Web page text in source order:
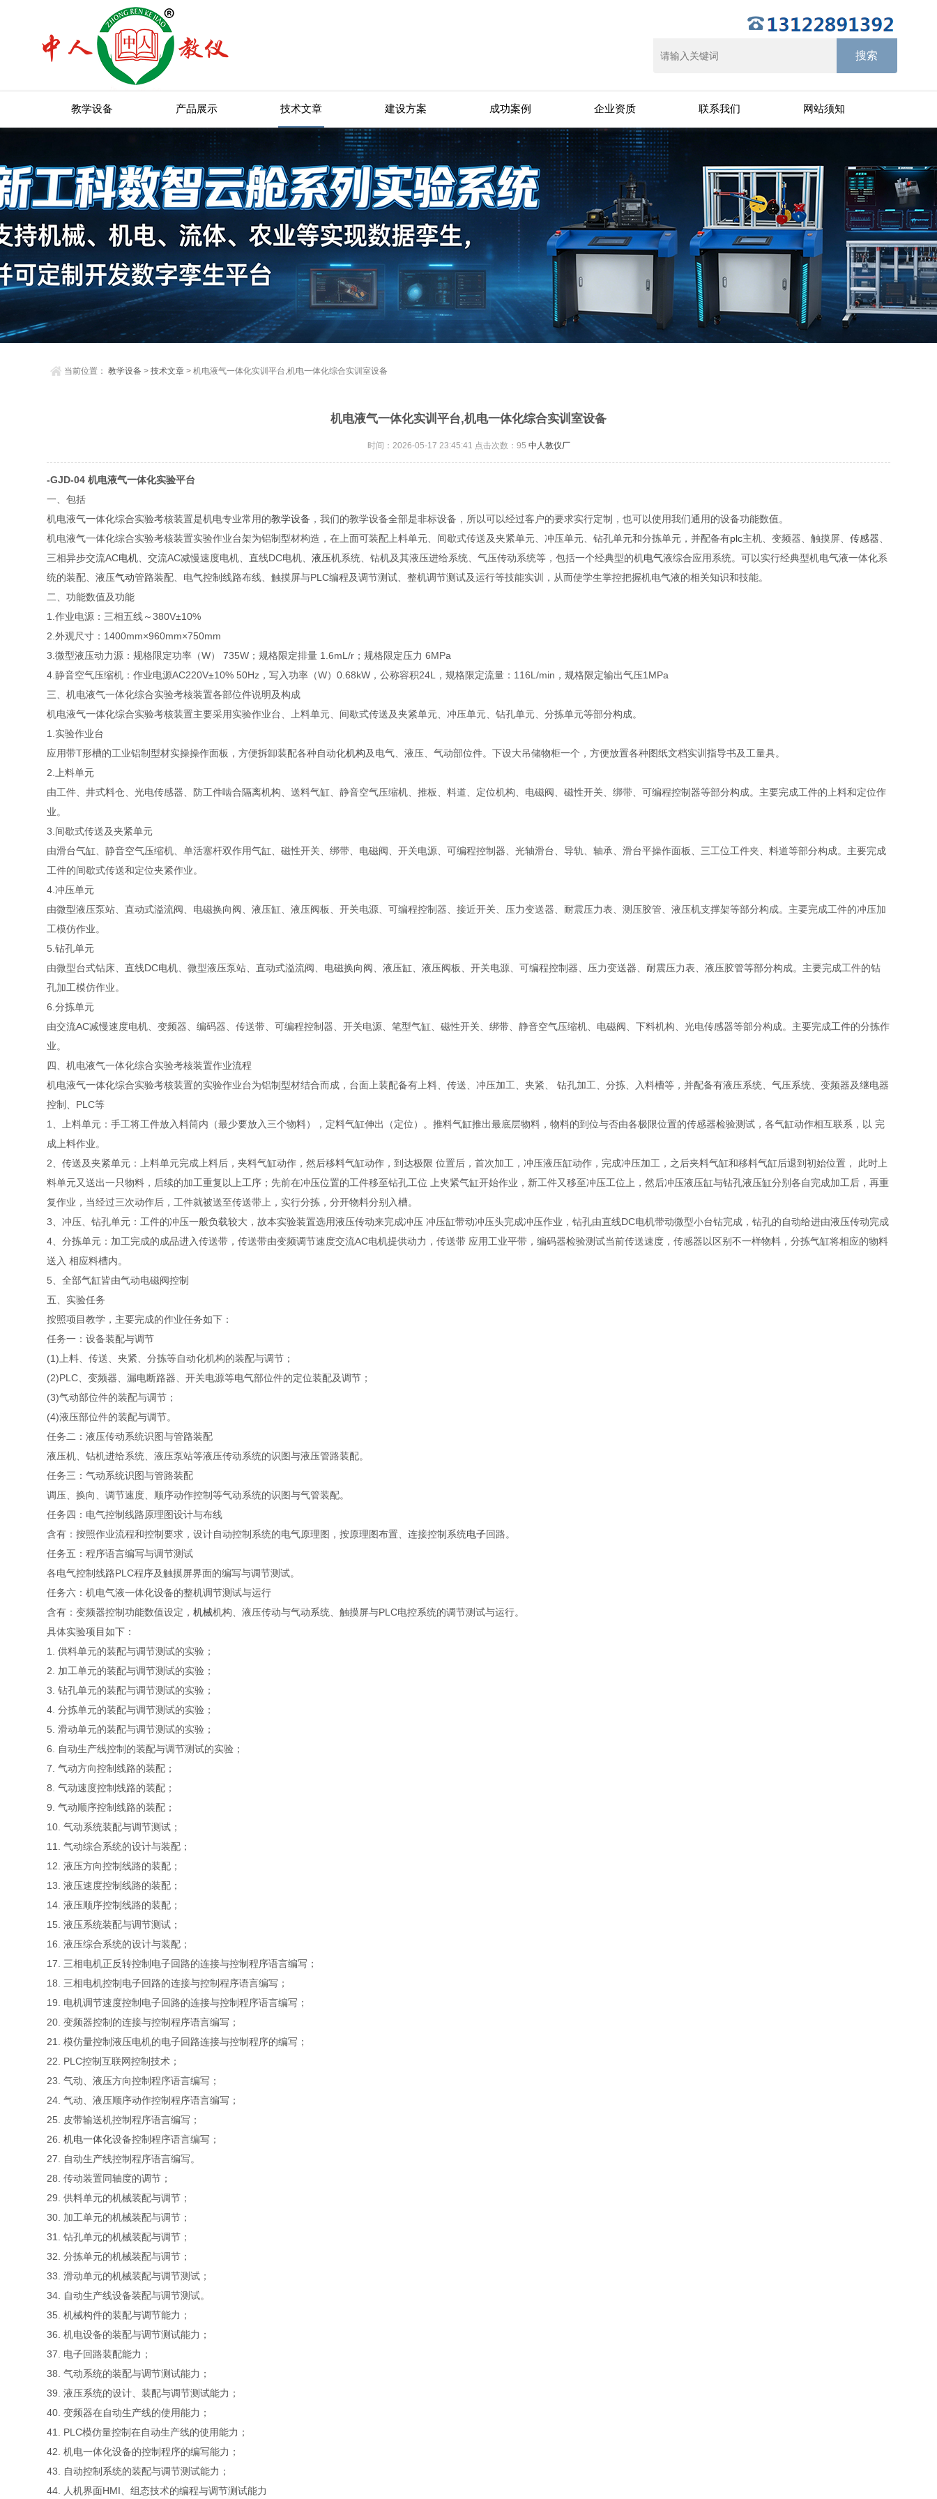
教学设备 产品展示 技术文章 建设方案 成功案例 企业资质 联系我们 网站须知
当前位置：教学设备 >技术文章 > 机电液气一体化实训平台,机电一体化综合实训室设备
机电液气一体化实训平台,机电一体化综合实训室设备
时间：2026-05-17 23:45:41 点击次数： 95 中人教仪厂
-GJD-04 机电液气一体化实验平台
一、包括
机电液气一体化综合实验考核装置是机电专业常用的教学设备 ，我们的教学设备全部是非标设备，所以可以经过客户的要求实行定制，也可以使用我们通用的设备功能数值。
机电液气一体化综合实验考核装置实验作业台架为铝制型材构造，在上面可装配上料单元、间歇式传送及夹紧单元、冲压单元、钻孔单元和分拣单元，并配备有plc主机、变频器、触摸屏、传感器
三相异步交流AC电机 、交流AC减慢速度电机、直线DC电机、液压机系统、钻机及其液压进给系统、气压传动系统等，包括一个经典型的机电气液综合应用系统。可以实行经典型机电气液一体化系
统的装配、液压气动管路装配、电气控制线路布线、触摸屏与PLC编程及调节测试、整机调节测试及运行等技能实训，从而使学生掌控把握机电气液的相关知识和技能。
二、功能数值及功能
1.作业电源：三相五线～380V±10%
2.外观尺寸：1400mm×960mm×750mm
3.微型液压动力源：规格限定功率（W） 735W；规格限定排量 1.6mL/r；规格限定压力 6MPa
4.静音空气压缩机：作业电源AC220V±10% 50Hz，写入功率（W）0.68kW，公称容积24L，规格限定流量：116L/min，规格限定输出气压1MPa
三、机电液气一体化综合实验考核装置各部位件说明及构成
机电液气一体化综合实验考核装置主要采用实验作业台、上料单元、间歇式传送及夹紧单元、冲压单元、钻孔单元、分拣单元等部分构成。
1.实验作业台
应用带T形槽的工业铝制型材实操操作面板，方便拆卸装配各种自动化机构及电气、液压、气动部位件。下设大吊储物柜一个，方便放置各种图纸文档实训指导书及工量具。
2.上料单元
由工件、井式料仓、光电传感器、防工件啮合隔离机构、送料气缸、静音空气压缩机、推板、料道、定位机构、电磁阀、磁性开关、绑带、可编程控制器等部分构成。主要完成工件的上料和定位作
业。
3.间歇式传送及夹紧单元
由滑台气缸、静音空气压缩机、单活塞杆双作用气缸、磁性开关、绑带、电磁阀、开关电源、可编程控制器、光轴滑台、导轨、轴承、滑台平操作面板、三工位工件夹、料道等部分构成。主要完成
工件的间歇式传送和定位夹紧作业。
4.冲压单元
由微型液压泵站、直动式溢流阀、电磁换向阀、液压缸、液压阀板、开关电源、可编程控制器、接近开关、压力变送器、耐震压力表、测压胶管、液压机支撑架等部分构成。主要完成工件的冲压加
工模仿作业。
5.钻孔单元
由微型台式钻床、直线DC电机、微型液压泵站、直动式溢流阀、电磁换向阀、液压缸、液压阀板、开关电源、可编程控制器、压力变送器、耐震压力表、液压胶管等部分构成。主要完成工件的钻
孔加工模仿作业。
6.分拣单元
由交流AC减慢速度电机、变频器、编码器、传送带、可编程控制器、开关电源、笔型气缸、磁性开关、绑带、静音空气压缩机、电磁阀、下料机构、光电传感器等部分构成。主要完成工件的分拣作
业。
四、机电液气一体化综合实验考核装置作业流程
机电液气一体化综合实验考核装置的实验作业台为铝制型材结合而成，台面上装配备有上料、传送、冲压加工、夹紧、 钻孔加工、分拣、入料槽等，并配备有液压系统、气压系统、变频器及继电器
控制、PLC等
1、上料单元：手工将工件放入料筒内（最少要放入三个物料），定料气缸伸出（定位）。推料气缸推出最底层物料，物料的到位与否由各极限位置的传感器检验测试，各气缸动作相互联系，以 完
成上料作业。
2、传送及夹紧单元：上料单元完成上料后，夹料气缸动作，然后移料气缸动作，到达极限 位置后，首次加工，冲压液压缸动作，完成冲压加工，之后夹料气缸和移料气缸后退到初始位置， 此时上
料单元又送出一只物料，后续的加工重复以上工序；先前在冲压位置的工件移至钻孔工位 上夹紧气缸开始作业，新工件又移至冲压工位上，然后冲压液压缸与钻孔液压缸分别各自完成加工后，再重
复作业，当经过三次动作后，工件就被送至传送带上，实行分拣，分开物料分别入槽。
3、冲压、钻孔单元：工件的冲压一般负载较大，故本实验装置选用液压传动来完成冲压 冲压缸带动冲压头完成冲压作业，钻孔由直线DC电机带动微型小台钻完成，钻孔的自动给进由液压传动完成
4、分拣单元：加工完成的成品进入传送带，传送带由变频调节速度交流AC电机提供动力，传送带 应用工业平带，编码器检验测试当前传送速度，传感器以区别不一样物料，分拣气缸将相应的物料
送入 相应料槽内。
5、全部气缸皆由气动电磁阀控制
五、实验任务
按照项目教学，主要完成的作业任务如下：
任务一：设备装配与调节
(1)上料、传送、夹紧、分拣等自动化机构的装配与调节；
(2)PLC、变频器、漏电断路器、开关电源等电气部位件的定位装配及调节；
(3)气动部位件的装配与调节；
(4)液压部位件的装配与调节。
任务二：液压传动系统识图与管路装配
液压机、钻机进给系统、液压泵站等液压传动系统的识图与液压管路装配。
任务三：气动系统识图与管路装配
调压、换向、调节速度、顺序动作控制等气动系统的识图与气管装配。
任务四：电气控制线路原理图设计与布线
含有：按照作业流程和控制要求，设计自动控制系统的电气原理图，按原理图布置、连接控制系统电子回路。
任务五：程序语言编写与调节测试
各电气控制线路PLC程序及触摸屏界面的编写与调节测试。
任务六：机电气液一体化设备的整机调节测试与运行
含有：变频器控制功能数值设定，机械机构、液压传动与气动系统、触摸屏与PLC电控系统的调节测试与运行。
具体实验项目如下：
1. 供料单元的装配与调节测试的实验；
2. 加工单元的装配与调节测试的实验；
3. 钻孔单元的装配与调节测试的实验；
4. 分拣单元的装配与调节测试的实验；
5. 滑动单元的装配与调节测试的实验；
6. 自动生产线控制的装配与调节测试的实验；
7. 气动方向控制线路的装配；
8. 气动速度控制线路的装配；
9. 气动顺序控制线路的装配；
10. 气动系统装配与调节测试；
11. 气动综合系统的设计与装配；
12. 液压方向控制线路的装配；
13. 液压速度控制线路的装配；
14. 液压顺序控制线路的装配；
15. 液压系统装配与调节测试；
16. 液压综合系统的设计与装配；
17. 三相电机正反转控制电子回路的连接与控制程序语言编写；
18. 三相电机控制电子回路的连接与控制程序语言编写；
19. 电机调节速度控制电子回路的连接与控制程序语言编写；
20. 变频器控制的连接与控制程序语言编写；
21. 模仿量控制液压电机的电子回路连接与控制程序的编写；
22. PLC控制互联网控制技术；
23. 气动、液压方向控制程序语言编写；
24. 气动、液压顺序动作控制程序语言编写；
25. 皮带输送机控制程序语言编写；
26.机电一体化设备控制程序语言编写；
27. 自动生产线控制程序语言编写。
28. 传动装置同轴度的调节；
29. 供料单元的机械装配与调节；
30. 加工单元的机械装配与调节；
31. 钻孔单元的机械装配与调节；
32. 分拣单元的机械装配与调节；
33. 滑动单元的机械装配与调节测试；
34. 自动生产线设备装配与调节测试。
35. 机械构件的装配与调节能力；
36. 机电设备的装配与调节测试能力；
37. 电子回路装配能力；
38. 气动系统的装配与调节测试能力；
39. 液压系统的设计、装配与调节测试能力；
40. 变频器在自动生产线的使用能力；
41. PLC模仿量控制在自动生产线的使用能力；
42. 机电一体化设备的控制程序的编写能力；
43. 自动控制系统的装配与调节测试能力；
44. 人机界面HMI、组态技术的编程与调节测试能力